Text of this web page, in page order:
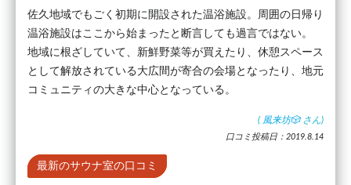
佐久地域でもごく初期に開設された温浴施設。周囲の日帰り
温浴施設はここから始まったと断言しても過言ではない。
地域に根ざしていて、新鮮野菜等が買えたり、休憩スペース
として解放されている大広間が寄合の会場となったり、地元
コミュニティの大きな中心となっている。
( 風来坊🎲 さん)
口コミ投稿日：2019.8.14
最新のサウナ室の口コミ